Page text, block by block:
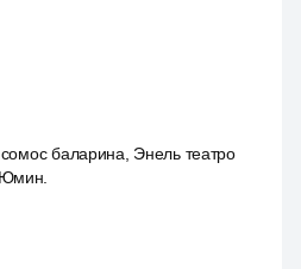
баларина, Энель театро